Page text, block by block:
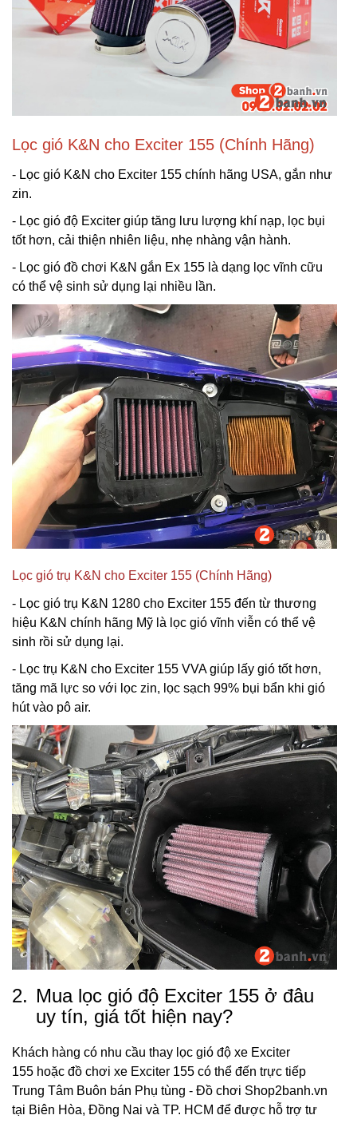
Lọc gió K&N cho Exciter 155 (Chính Hãng)
- Lọc gió K&N cho Exciter 155 chính hãng USA, gắn như
zin.
- Lọc gió độ Exciter giúp tăng lưu lượng khí nạp, lọc bụi
tốt hơn, cải thiện nhiên liệu, nhẹ nhàng vận hành.
- Lọc gió đồ chơi K&N gắn Ex 155 là dạng lọc vĩnh cữu
có thể vệ sinh sử dụng lại nhiều lần.
Lọc gió trụ K&N cho Exciter 155 (Chính Hãng)
- Lọc gió trụ K&N 1280 cho Exciter 155 đến từ thương
hiệu K&N chính hãng Mỹ là lọc gió vĩnh viễn có thể vệ
sinh rồi sử dụng lại.
- Lọc trụ K&N cho Exciter 155 VVA giúp lấy gió tốt hơn,
tăng mã lực so với lọc zin, lọc sạch 99% bụi bẩn khi gió
hút vào pô air.
2. Mua lọc gió độ Exciter 155 ở đâu
uy tín, giá tốt hiện nay?
Khách hàng có nhu cầu thay lọc gió độ xe Exciter
155 hoặc đồ chơi xe Exciter 155 có thể đến trực tiếp
Trung Tâm Buôn bán Phụ tùng - Đồ chơi Shop2banh.vn
tại Biên Hòa, Đồng Nai và TP. HCM để được hỗ trợ tư